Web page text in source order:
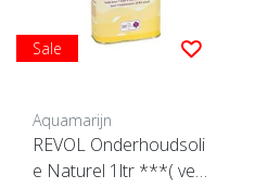
Sale
Aquamarijn
REVOL Onderhoudsoli
e Naturel 1ltr ***( verv